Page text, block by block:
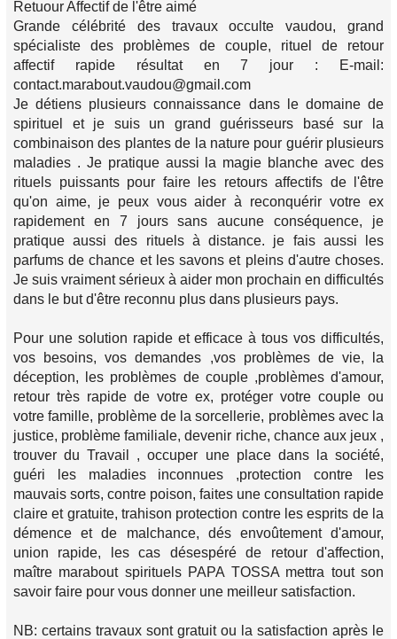
Retuour Affectif de l'être aimé
Grande célébrité des travaux occulte vaudou, grand
spécialiste des problèmes de couple, rituel de retour
affectif rapide résultat en 7 jour : E-mail:
contact.marabout.vaudou@gmail.com
Je détiens plusieurs connaissance dans le domaine de
spirituel et je suis un grand guérisseurs basé sur la
combinaison des plantes de la nature pour guérir plusieurs
maladies . Je pratique aussi la magie blanche avec des
rituels puissants pour faire les retours affectifs de l'être
qu'on aime, je peux vous aider à reconquérir votre ex
rapidement en 7 jours sans aucune conséquence, je
pratique aussi des rituels à distance. je fais aussi les
parfums de chance et les savons et pleins d'autre choses.
Je suis vraiment sérieux à aider mon prochain en difficultés
dans le but d'être reconnu plus dans plusieurs pays.
Pour une solution rapide et efficace à tous vos difficultés,
vos besoins, vos demandes ,vos problèmes de vie, la
déception, les problèmes de couple ,problèmes d'amour,
retour très rapide de votre ex, protéger votre couple ou
votre famille, problème de la sorcellerie, problèmes avec la
justice, problème familiale, devenir riche, chance aux jeux ,
trouver du Travail , occuper une place dans la société,
guéri les maladies inconnues ,protection contre les
mauvais sorts, contre poison, faites une consultation rapide
claire et gratuite, trahison protection contre les esprits de la
démence et de malchance, dés envoûtement d'amour,
union rapide, les cas désespéré de retour d'affection,
maître marabout spirituels PAPA TOSSA mettra tout son
savoir faire pour vous donner une meilleur satisfaction.
NB: certains travaux sont gratuit ou la satisfaction après le